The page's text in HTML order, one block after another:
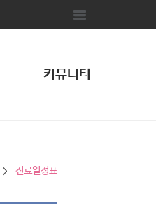
커뮤니티
진료일정표